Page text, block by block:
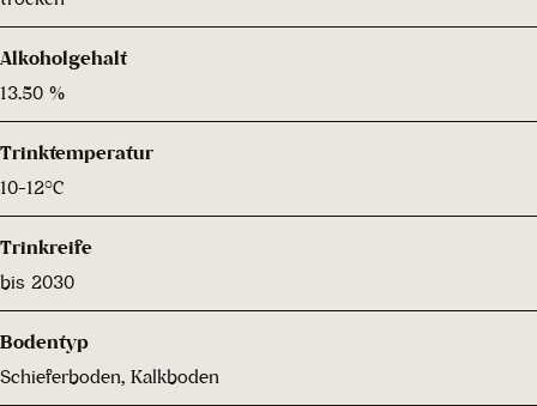
Alkoholgehalt
13.50 %
Trinktemperatur
10-12°C
Trinkreife
bis 2030
Bodentyp
Schieferboden, Kalkboden